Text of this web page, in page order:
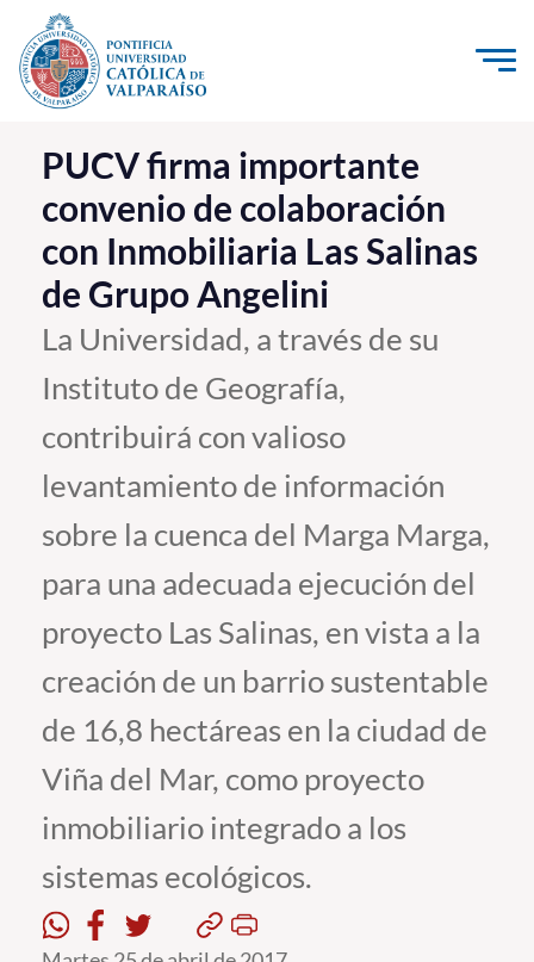
Click acá para ir directamente al contenido
La Universidad
Investigación, Creación e Innovación
PUCV Internacional
Vinculación con el Medio
Admisión
Pregrado
Postgrado
Formación Continua
Estudiantes
Académicos
Funcionarios
Alumni
English
PUCV firma importante
convenio de colaboración
con Inmobiliaria Las Salinas
de Grupo Angelini
La Universidad, a través de su
Instituto de Geografía,
contribuirá con valioso
levantamiento de información
sobre la cuenca del Marga Marga,
para una adecuada ejecución del
proyecto Las Salinas, en vista a la
creación de un barrio sustentable
de 16,8 hectáreas en la ciudad de
Viña del Mar, como proyecto
inmobiliario integrado a los
sistemas ecológicos.